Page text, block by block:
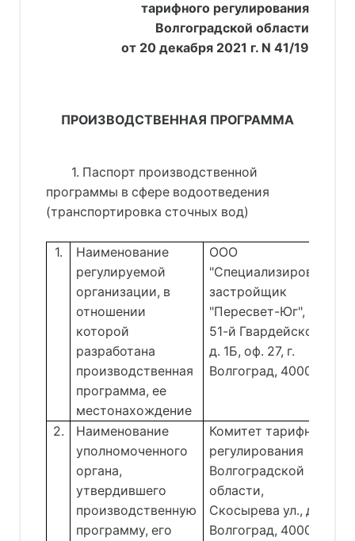
тарифного регулирования
Волгоградской области
от 20 декабря 2021 г. N 41/19
ПРОИЗВОДСТВЕННАЯ ПРОГРАММА
1. Паспорт производственной
программы в сфере водоотведения
(транспортировка сточных вод)
1.
Наименование
регулируемой
организации, в
отношении
которой
разработана
производственная
программа, ее
местонахождение
ООО
"Специализированный
застройщик
"Пересвет-Юг",
51-й Гвардейской ул.,
д. 1Б, оф. 27, г.
Волгоград, 400075
2.
Наименование
уполномоченного
органа,
утвердившего
производственную
программу, его
Комитет тарифного
регулирования
Волгоградской
области,
Скосырева ул., д. 7,
Волгоград, 400066